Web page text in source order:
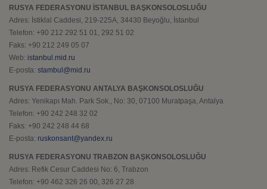
RUSYA FEDERASYONU İSTANBUL BAŞKONSOLOSLUĞU
Adres: İstiklal Caddesi, 219-225A, 34430 Beyoğlu, İstanbul
Telefon: +90 212 292 51 01, 292 51 02
Faks: +90 212 249 05 07
Web: istanbul.mid.ru
E-posta: stambul@mid.ru
RUSYA FEDERASYONU ANTALYA BAŞKONSOLOSLUĞU
Adres: Yenikapı Mah. Park Sok., No: 30, 07100 Muratpaşa, Antalya
Telefon: +90 242 248 32 02
Faks: +90 242 248 44 68
E-posta: ruskonsant@yandex.ru
RUSYA FEDERASYONU TRABZON BAŞKONSOLOSLUĞU
Adres: Refik Cesur Caddesi No: 6, Trabzon
Telefon: +90 462 326 26 00, 326 27 28